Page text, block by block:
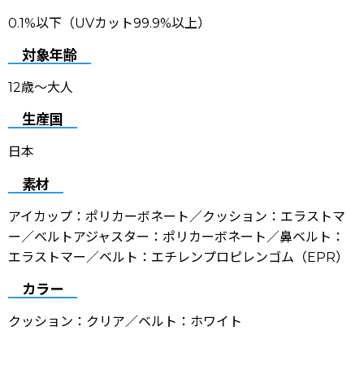
0.1%以下（UVカット99.9%以上）
対象年齢
12歳〜大人
生産国
日本
素材
アイカップ：ポリカーボネート／クッション：エラストマ
ー／ベルトアジャスター：ポリカーボネート／鼻ベルト：
エラストマー／ベルト：エチレンプロピレンゴム（EPR）
カラー
クッション：クリア／ベルト：ホワイト